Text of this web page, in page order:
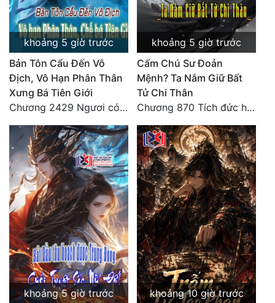
khoảng 5 giờ trước
Bản Tôn Cẩu Đến Vô
Địch, Vô Hạn Phân Thân
Xưng Bá Tiên Giới
Chương 2429 Ngươi có tuệ nhãn? Ta có...
khoảng 5 giờ trước
Cấm Chú Sư Đoản
Mệnh? Ta Nắm Giữ Bất
Tử Chi Thân
Chương 870 Tích đức hành thiện
khoảng 5 giờ trước
khoảng 10 giờ trước